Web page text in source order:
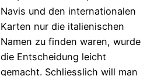
Navis und den internationalen
Karten nur die italienischen
Namen zu finden waren, wurde
die Entscheidung leicht
gemacht. Schliesslich will man